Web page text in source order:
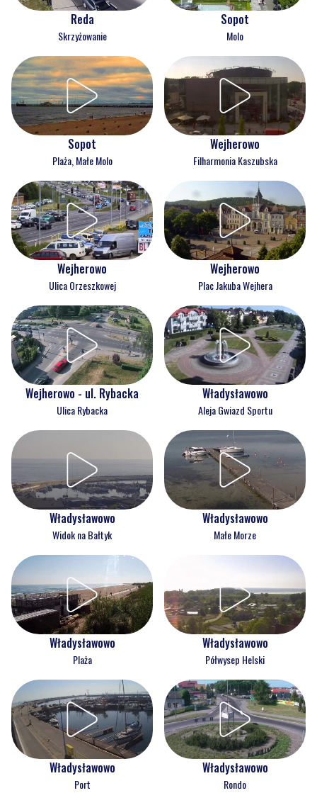
Reda
Skrzyżowanie
Sopot
Molo
Sopot
Plaża, Małe Molo
Wejherowo
Filharmonia Kaszubska
Wejherowo
Ulica Orzeszkowej
Wejherowo
Plac Jakuba Wejhera
Wejherowo - ul. Rybacka
Ulica Rybacka
Władysławowo
Aleja Gwiazd Sportu
Władysławowo
Widok na Bałtyk
Władysławowo
Małe Morze
Władysławowo
Plaża
Władysławowo
Półwysep Helski
Władysławowo
Port
Władysławowo
Rondo